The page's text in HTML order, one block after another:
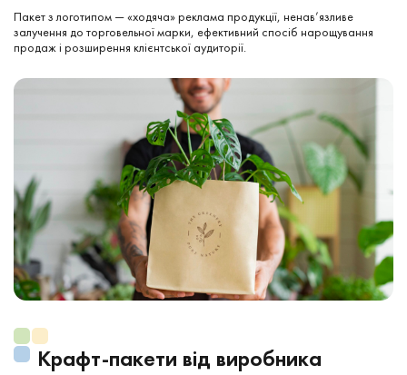
Пакет з логотипом — «ходяча» реклама продукції, ненав’язливе
залучення до торговельної марки, ефективний спосіб нарощування
продаж і розширення клієнтської аудиторії.
Крафт-пакети від виробника